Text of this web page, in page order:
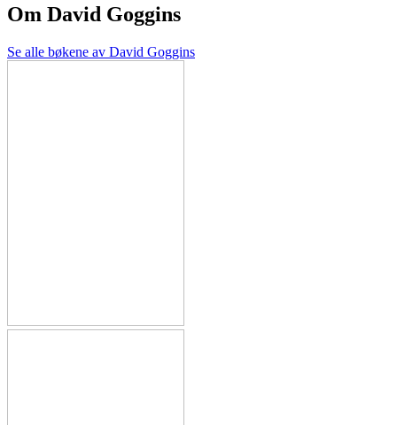
Om David Goggins
Se alle bøkene av David Goggins